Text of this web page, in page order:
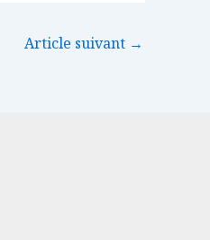
Article suivant →